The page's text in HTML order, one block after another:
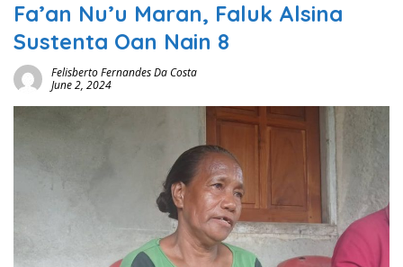
Fa’an Nu’u Maran, Faluk Alsina
Sustenta Oan Nain 8
Felisberto Fernandes Da Costa
June 2, 2024